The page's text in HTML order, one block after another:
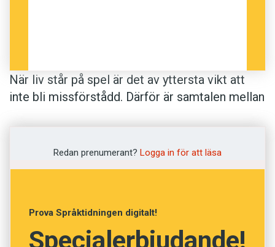
När liv står på spel är det av yttersta vikt att
inte bli missförstådd. Därför är samtalen mellan
parterna har helt olika mål. Det visar Gregor von
der Heiden i avhandlingen Gespräche in einer
mellan terrorister och samhällsföreträdare
under Röda armé-fraktionens (RAF) ockupation
Redan prenumerant? Logga in för att läsa
Prova Språktidningen digitalt!
Specialerbjudande!